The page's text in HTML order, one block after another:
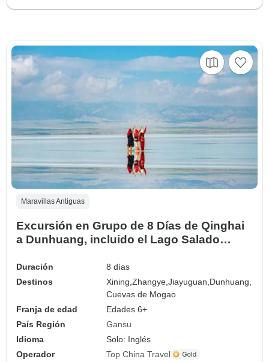
Maravillas Antiguas
Excursión en Grupo de 8 Días de Qinghai
a Dunhuang, incluido el Lago Salado
Duración
8 días
Destinos
Xining,Zhangye,Jiayuguan, Dunhuang,
Cuevas de Mogao
Franja de edad
Edades 6+
País Región
Gansu
Idioma
Solo: Inglés
Operador
Top China Travel